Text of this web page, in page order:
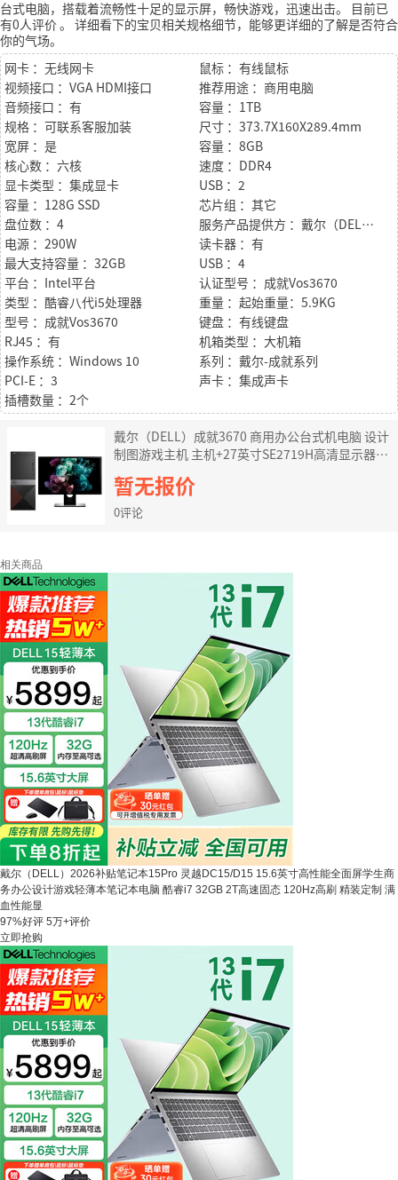
台式电脑，搭载着流畅性十足的显示屏，畅快游戏，迅速出击。
目前已
有0人评价。 详细看下的宝贝相关规格细节，能够更详细的了解是否符合
你的气场。
网卡 ：无线网卡
鼠标 ：有线鼠标
视频接口 ：VGA HDMI接口
推荐用途 ：商用电脑
音频接口 ：有
容量 ：1TB
规格 ：可联系客服加装
尺寸 ：373.7X160X289.4mm
宽屏 ：是
容量 ：8GB
核心数 ：六核
速度 ：DDR4
显卡类型 ：集成显卡
USB ：2
容量 ：128G SSD
芯片组 ：其它
盘位数 ：4
服务产品提供方 ：戴尔（DELL）
电源 ：290W
读卡器 ：有
最大支持容量 ：32GB
USB ：4
平台 ：Intel平台
认证型号 ：成就Vos3670
类型 ：酷睿八代i5处理器
重量 ：起始重量：5.9KG
型号 ：成就Vos3670
键盘 ：有线键盘
RJ45 ：有
机箱类型 ：大机箱
操作系统 ：Windows 10
系列 ：戴尔-成就系列
PCI-E ：3
声卡 ：集成声卡
插槽数量 ：2个
戴尔（DELL）成就3670 商用办公台式机电脑 设计
制图游戏主机 主机+27英寸SE2719H高清显示器
i5-8400 8G 1T 128GSSD 定制
暂无报价
0评论
相关商品
戴尔（DELL）2026补贴笔记本15Pro 灵越DC15/D15 15.6英寸高性能全面屏学生商
务办公设计游戏轻薄本笔记本电脑 酷睿i7 32GB 2T高速固态 120Hz高刷 精装定制 满
血性能显
97%好评 5万+评价
立即抢购